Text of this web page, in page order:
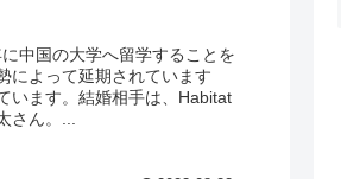
中国の大学へ留学することを
によって延期されています
います。結婚相手は、Habitat
さん。...